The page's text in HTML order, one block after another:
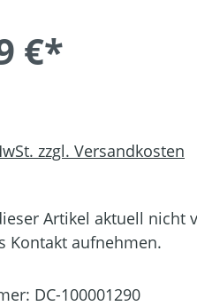
€*
zzgl. Versandkosten
Artikel aktuell nicht
Kontakt aufnehmen.
DC-100001290